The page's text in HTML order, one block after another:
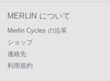
MERLIN について
Merlin Cycles の沿革
ショップ
連絡先
利用規約